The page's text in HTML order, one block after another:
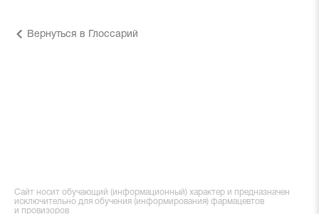
Вернуться в Глоссарий
Сайт носит обучающий (информационный) характер и предназначен
исключительно для обучения (информирования) фармацевтов
и провизоров